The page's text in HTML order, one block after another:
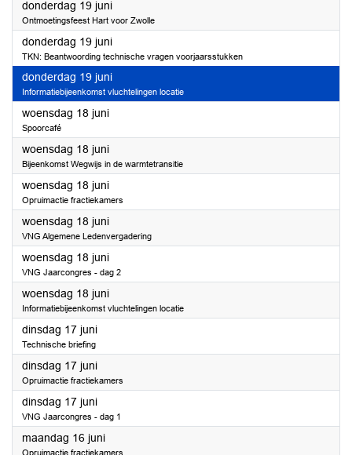
donderdag 19 juni2025
Ontmoetingsfeest Hart voor Zwolle
donderdag 19 juni2025
TKN: Beantwoording technische vragen voorjaarsstukken
donderdag 19 juni2025
Informatiebijeenkomst vluchtelingen locatie
woensdag 18 juni2025
Spoorcafé
woensdag 18 juni2025
Bijeenkomst Wegwijs in de warmtetransitie
woensdag 18 juni2025
Opruimactie fractiekamers
woensdag 18 juni2025
VNG Algemene Ledenvergadering
woensdag 18 juni2025
VNG Jaarcongres - dag 2
woensdag 18 juni2025
Informatiebijeenkomst vluchtelingen locatie
dinsdag 17 juni2025
Technische briefing
dinsdag 17 juni2025
Opruimactie fractiekamers
dinsdag 17 juni2025
VNG Jaarcongres - dag 1
maandag 16 juni2025
Opruimactie fractiekamers